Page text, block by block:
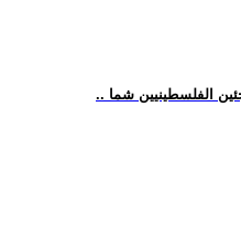
الفلسطينيين شما